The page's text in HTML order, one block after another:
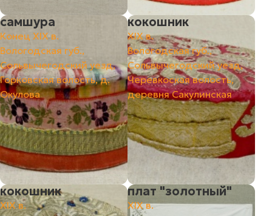
самшура
Конец ХIХ в.
Вологодская губ.,
Сольвычегодский уезд,
Горковская волость, д.
Окулова
кокошник
ХIХ в.
Вологодская губ.,
Сольвычегодский уезд,
Черевкоская волость,
деревня Сакулинская
кокошник
ХIХ в.
плат "золотный"
ХIХ в.